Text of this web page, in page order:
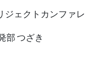
ジェクトカンファレ
部 つざき